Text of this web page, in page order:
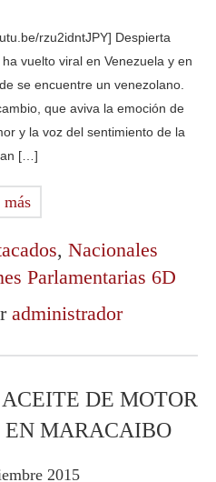
rzu2idntJPY] Despierta
vuelto viral en Venezuela y en
se encuentre un venezolano.
que aviva la emoción de
y la voz del sentimiento de la
[…]
más
, Nacionales
Parlamentarias 6D
administrador
DE MOTOR
EN MARACAIBO
2015